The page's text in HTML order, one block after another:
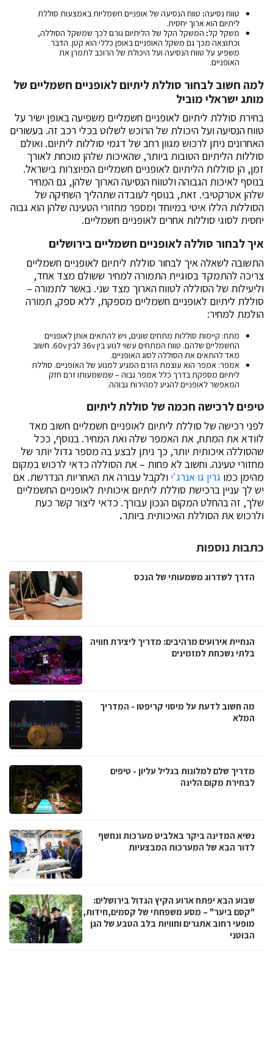
טווח נסיעה:טווח הנסיעה של אופניים חשמליות באמצעות סוללת
ליתיום הוא ארוך יחסית.
משקל קל:המשקל הקל של הליתיום גורם לכך שמשקל הסוללה,
וכתוצאה מכך גם משקל האופניים באופן כללי הוא קטן. הדבר
משפיע על טווח הנסיעה ועל היכולת של הרוכב לתמרן את
האופניים.
למה חשוב לבחור סוללת ליתיום לאופניים חשמליים של
מותג ישראלי מוביל
בחירת סוללת ליתיום לאופניים חשמליים משפיעה באופן ישיר על
טווח הנסיעה ועל היכולת של הרוכש לשלוט בכלי רכב זה. בעשורים
האחרונים ניתן לרכוש מגוון רחב של דגמי סוללות ליתיום. ואולם
סוללות הליתיום הטובות ביותר, שהאיכות שלהן מוכחת לאורך
זמן, הן סוללות הליתיום לאופניים חשמליים המיוצרות בישראל.
בנוסף לאיכות הגבוהה ולטווח הנסיעה הארוך שלהן, גם המחיר
שלהן אטרקטיבי. זאת, בנוסף לעובדה שתהליך השחיקה של
הסוללות הללו איטי במיוחד ומספר מחזורי הטעינה שלהן הוא גבוה
יחסית לסוגי סוללות אחרים לאופניים חשמליים.
איך לבחור סוללה לאופניים חשמליים בירושלים
התשובה לשאלה איך לבחור סוללת ליתיום לאופניים חשמליים
צריכה להתמקד בסוגיית התמורה למחיר ששולם מצד אחד,
וליעילות של הסוללה לטווח הארוך מצד שני. באשר לתמורה –
סוללת ליתיום לאופניים חשמליים מספקת, ללא ספק, תמורה
הולמת למחיר:
מתח: קיימות סוללות מתחים שונים, ויש להתאים אותן לאופניים
החשמליים שלהם. טווח המתחים עשוי לנוע בין 36v לבין 60v. חשוב
מאד להתאים את הסוללה לסוג האופניים.
אמפר: אמפר הוא עוצמת הזרם המגיע למנוע של האופניים. סוללת
ליתיום מספקת בדרך כלל אמפר גבוה – שמשמעותו זרם חזק
המאפשר לאופניים להגיע למהירות גבוהה.
טיפים לרכישה חכמה של סוללת ליתיום
לפני רכישה של סוללת ליתיום לאופניים חשמליים חשוב מאד
לוודא את המתח, את האמפר שלה ואת המחיר. בנוסף, ככל
שהסוללה איכותית יותר, כך ניתן לבצע בה מספר גדול יותר של
מחזורי טעינה. וחשוב לא פחות – את הסוללה כדאי לרכוש במקום
מהימן כמו גרין גו אנרג'יולקבל עבורה את האחריות הנדרשת. אם
יש לך עניין ברכישת סוללת ליתיום איכותית לאופניים החשמליים
שלך, זה בהחלט המקום הנכון עבורך. כדאי ליצור קשר כעת
ולרכוש את הסוללת האיכותית ביותר.
כתבות נוספות
הדרך לשדרוג משמעותי של הנכס
הנחיית אירועים מרהיבים: מדריך ליצירת חוויה
בלתי נשכחת למזמינים
מה חשוב לדעת על מיסוי קריפטו - המדריך
המלא
מדריך שלם למלונות בגליל עליון - טיפים
לבחירת מקום הלינה
נשיא המדינה ביקר באלביט מערכות ונחשף
לדור הבא של המערכות המבצעיות
שבוע הבא יפתח ארוע הקיץ הגדול בירושלים:
"קסם ביער" – מסע משפחתי של קסמים,חידות,
מופעי רחוב אתגרים וחוויות בלב הטבע של הגן
הבוטני